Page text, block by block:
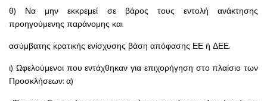
θ) Να μην εκκρεμεί σε βάρος τους εντολή ανάκτησης
προηγούμενης παράνομης και
ασύμβατης κρατικής ενίσχυσης βάση απόφασης ΕΕ ή ΔΕΕ.
ι) Ωφελούμενοι που εντάχθηκαν για επιχορήγηση στο πλαίσιο των
Προσκλήσεων: α)